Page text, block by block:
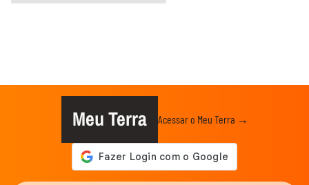
Meu Terra Acessar o Meu Terra →